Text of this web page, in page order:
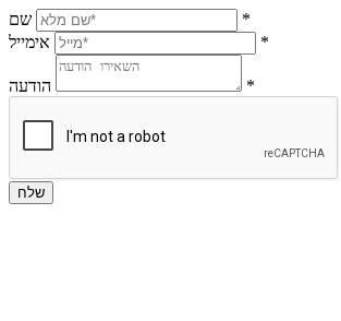
שם
*
אימייל
*
הודעה *
שלח